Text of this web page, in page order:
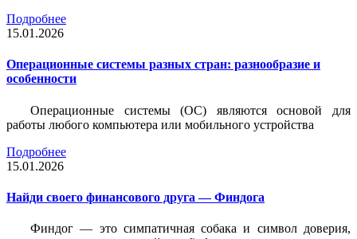
Подробнее
15.01.2026
Операционные системы разных стран: разнообразие и
особенности
Операционные системы (ОС) являются основой для
работы любого компьютера или мобильного устройства
Подробнее
15.01.2026
Найди своего финансового друга — Финдога
Финдог — это симпатичная собака и символ доверия,